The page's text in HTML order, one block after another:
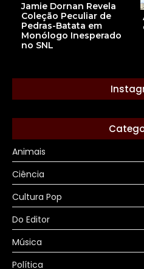
Jamie Dornan Revela
Coleção Peculiar de
Pedras-Batata em
Monólogo Inesperado
no SNL
Animais
Ciência
Cultura Pop
Do Editor
Música
Política